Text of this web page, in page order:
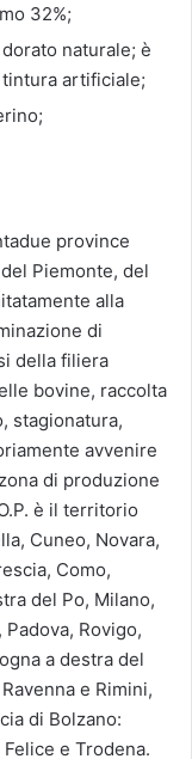
32%;
naturale; è
artificiale;
province
Piemonte, del
alla
di
della filiera
bovine, raccolta
stagionatura,
avvenire
di produzione
è il territorio
Cuneo, Novara,
Como,
del Po, Milano,
Rovigo,
a destra del
e Rimini,
di Bolzano:
e Trodena.